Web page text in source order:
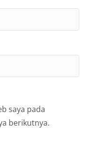
saya pada
berikutnya.